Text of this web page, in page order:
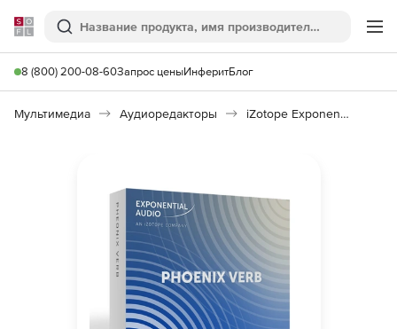
Softline
Поиск
8 (800) 200-08-60Запрос ценыИнферитБлог
Мультимедиа Аудиоредакторы iZotope Exponential Audio PhoenixVerb